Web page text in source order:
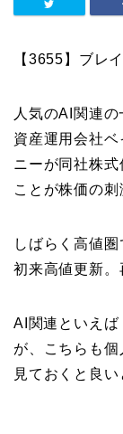
【3655】ブ
人気のAI関連
資産運用会社
ニーが同社株
ことが株価の刺
しばらく高値
初来高値更新。
AI関連といえ
が、こちらも
見ておくと良い